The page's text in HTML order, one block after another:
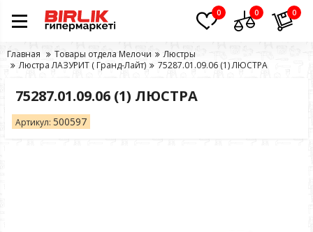
0 0 0
Главная Товары отдела Мелочи
Люстры
Люстра ЛАЗУРИТ ( Гранд-Лайт)
75287.01.09.06 (1) ЛЮСТРА
75287.01.09.06 (1) ЛЮСТРА
Артикул: 500597